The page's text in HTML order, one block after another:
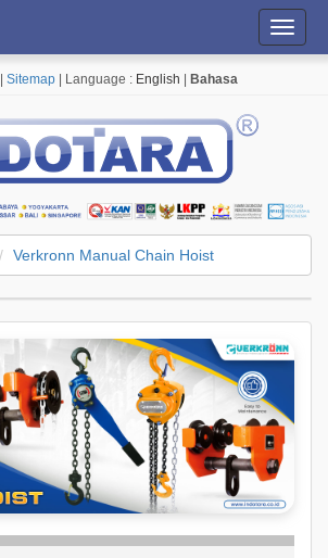
Sitemap | Language : English Bahasa
Verkronn Manual Chain Hoist